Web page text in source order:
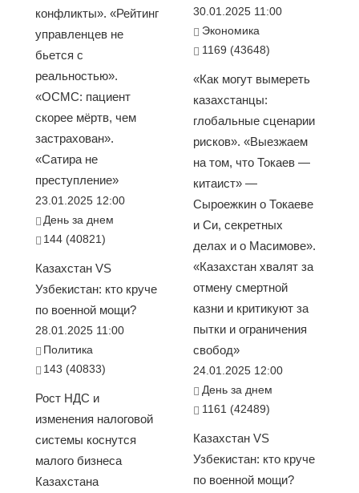
конфликты». «Рейтинг
управленцев не
бьется с
реальностью».
«ОСМС: пациент
скорее мёртв, чем
застрахован».
«Сатира не
преступление»
23.01.2025 12:00
День за днем
144 (40821)
Казахстан VS
Узбекистан: кто круче
по военной мощи?
28.01.2025 11:00
Политика
143 (40833)
Рост НДС и
изменения налоговой
системы коснутся
малого бизнеса
Казахстана
30.01.2025 11:00
Экономика
1169 (43648)
«Как могут вымереть
казахстанцы:
глобальные сценарии
рисков». «Выезжаем
на том, что Токаев —
китаист» —
Сыроежкин о Токаеве
и Си, секретных
делах и о Масимове».
«Казахстан хвалят за
отмену смертной
казни и критикуют за
пытки и ограничения
свобод»
24.01.2025 12:00
День за днем
1161 (42489)
Казахстан VS
Узбекистан: кто круче
по военной мощи?